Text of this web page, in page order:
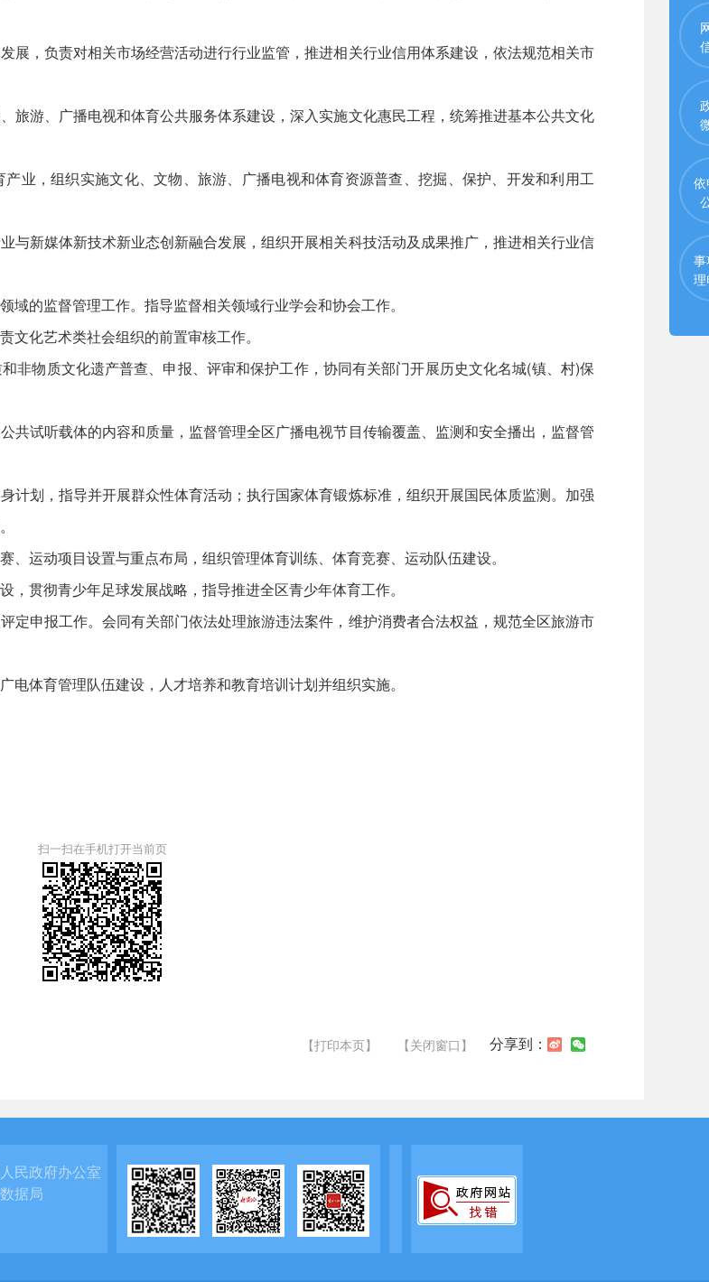
，负责对相关市场经营活动进行行业监管，推进相关行业信用体系建设，依法规范相关市
游、广播电视和体育公共服务体系建设，深入实施文化惠民工程，统筹推进基本公共文化
，组织实施文化、文物、旅游、广播电视和体育资源普查、挖掘、保护、开发和利用工
新媒体新技术新业态创新融合发展，组织开展相关科技活动及成果推广，推进相关行业信
的监督管理工作。指导监督相关领域行业学会和协会工作。
化艺术类社会组织的前置审核工作。
物质文化遗产普查、申报、评审和保护工作，协同有关部门开展历史文化名城(镇、村)保
试听载体的内容和质量，监督管理全区广播电视节目传输覆盖、监测和安全播出，监督管
划，指导并开展群众性体育活动；执行国家体育锻炼标准，组织开展国民体质监测。加强
运动项目设置与重点布局，组织管理体育训练、体育竞赛、运动队伍建设。
贯彻青少年足球发展战略，指导推进全区青少年体育工作。
申报工作。会同有关部门依法处理旅游违法案件，维护消费者合法权益，规范全区旅游市
体育管理队伍建设，人才培养和教育培训计划并组织实施。
扫一扫在手机打开当前页
【打印本页】 【关闭窗口】 分享到：
民政府办公室
据局